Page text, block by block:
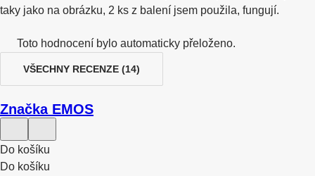
taky jako na obrázku, 2 ks z balení jsem použila, fungují.
Toto hodnocení bylo automaticky přeloženo.
VŠECHNY RECENZE (14)
Značka EMOS
Do košíku
Do košíku